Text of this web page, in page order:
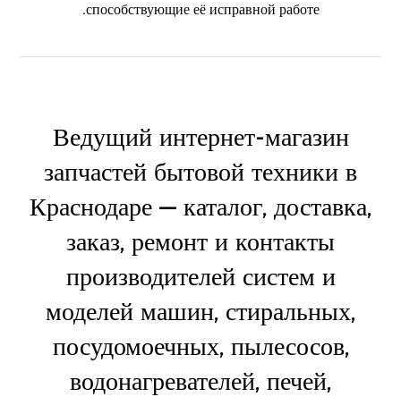
способствующие её исправной работе.
Ведущий интернет-магазин
запчастей бытовой техники в
Краснодаре — каталог, доставка,
заказ, ремонт и контакты
производителей систем и
моделей машин, стиральных,
посудомоечных, пылесосов,
водонагревателей, печей,